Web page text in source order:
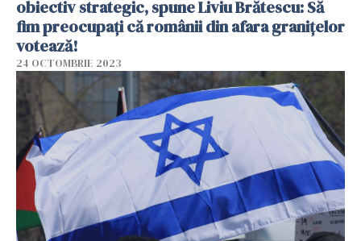
obiectiv strategic, spune Liviu Brătescu: Să
fim preocupați că românii din afara granițelor
votează!
24 OCTOMBRIE 2023